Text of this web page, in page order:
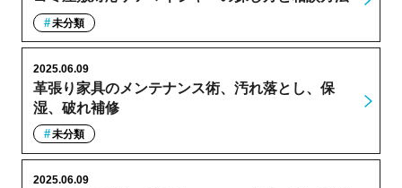
未分類
革張り家具のメンテナンス術、汚れ落とし、保
湿、破れ補修
2025.06.09
未分類
2025.06.09